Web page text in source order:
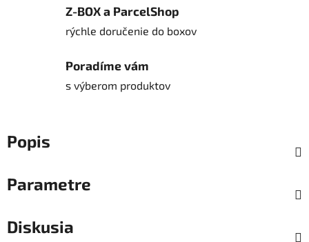
Z-BOX a ParcelShop
rýchle doručenie do boxov
Poradíme vám
s výberom produktov
Popis
Parametre
Diskusia